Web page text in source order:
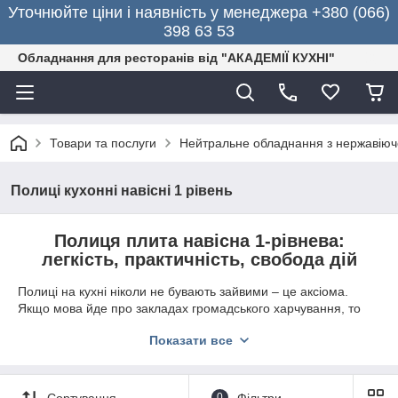
Уточнюйте ціни і наявність у менеджера +380 (066)
398 63 53
Обладнання для ресторанів від "АКАДЕМІЇ КУХНІ"
Товари та послуги Нейтральне обладнання з
Полиці кухонні навісні 1 рівень
Полиця плита навісна 1-рівнева:
легкість, практичність, свобода дій
Полиці на кухні ніколи не бувають зайвими – це аксіома.
Якщо мова йде про закладах громадського харчування, то
місце, стане практично непомітним, але надійним
Показати все